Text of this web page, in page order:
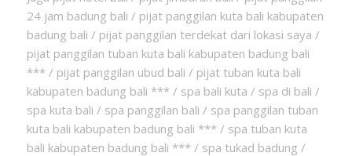
24 jam badung bali / pijat panggilan kuta bali kabupaten
badung bali / pijat panggilan terdekat dari lokasi saya /
pijat panggilan tuban kuta bali kabupaten badung bali
*** / pijat panggilan ubud bali / pijat tuban kuta bali
kabupaten badung bali *** / spa bali kuta / spa di bali /
spa kuta bali / spa panggilan bali / spa panggilan tuban
kuta bali kabupaten badung bali *** / spa tuban kuta
bali kabupaten badung bali *** / spa tukad badung /